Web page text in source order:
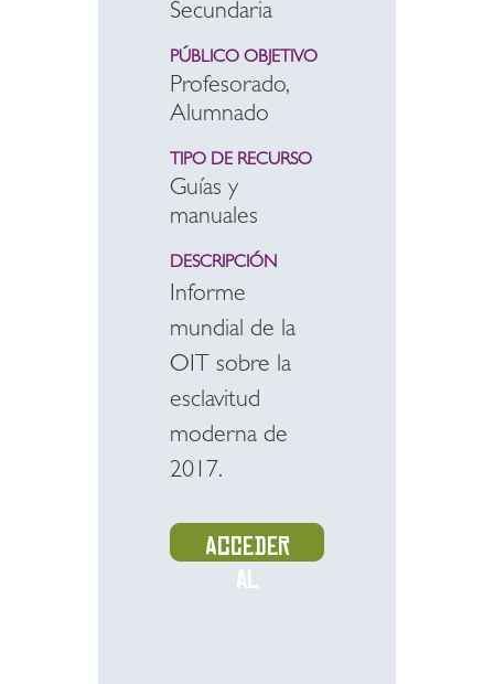
Secundaria
PÚBLICO OBJETIVO
Profesorado,
Alumnado
TIPO DE RECURSO
Guías y
manuales
DESCRIPCIÓN
Informe
mundial de la
OIT sobre la
esclavitud
moderna de
2017.
Acceder
al